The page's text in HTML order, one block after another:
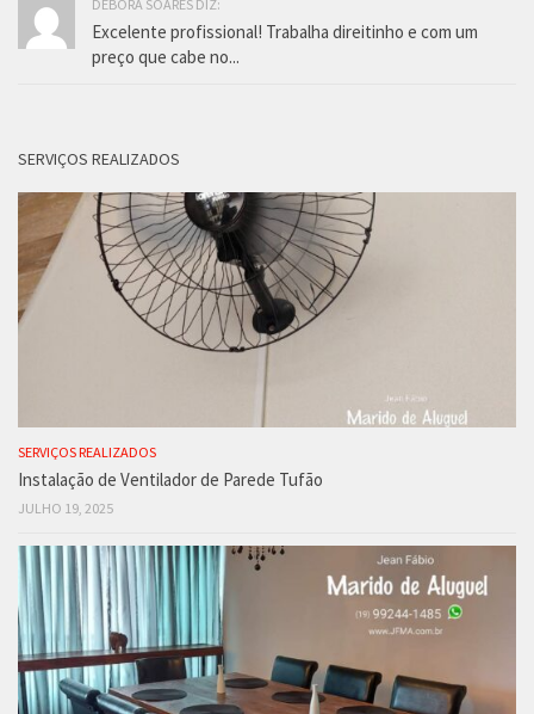
DEBORA SOARES DIZ:
Excelente profissional! Trabalha direitinho e com um
preço que cabe no...
SERVIÇOS REALIZADOS
SERVIÇOS REALIZADOS
Instalação de Ventilador de Parede Tufão
JULHO 19, 2025